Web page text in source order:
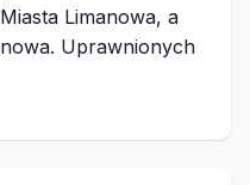
Limanowa, a
Uprawnionych